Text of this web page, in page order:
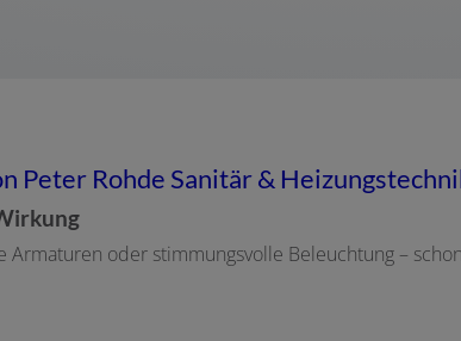
Peter Rohde Sanitär &
Armaturen oder stimmungsvolle Beleuchtung –